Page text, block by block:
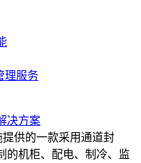
理服务
决方案
供的一款采用通道封
的机柜、配电、制冷、监